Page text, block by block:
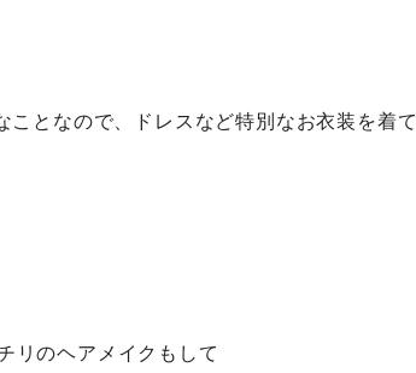
ことなので、ドレスなど特別なお衣装を着て
リのヘアメイクもして